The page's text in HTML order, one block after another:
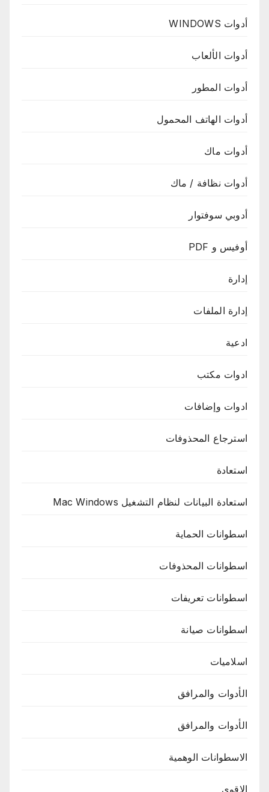
أدوات WINDOWS
أدوات الألعاب
أدوات المطور
أدوات الهاتف المحمول
أدوات ماك
أدوات نظافة / ماك
أدوبي سوفتوار
أوفيس و PDF
إدارة
إدارة الملفات
ادعية
ادوات مكتب
ادوات وإضافات
استرجاع المحذوفات
استعادة
استعادة البيانات لنظام التشغيل Mac Windows
اسطوانات الحماية
اسطوانات المحذوفات
اسطوانات تعريفات
اسطوانات صيانة
اسلاميات
الأدوات والمرافق
الأدوات والمرافق
الاسطوانات الوهمية
الاقوي